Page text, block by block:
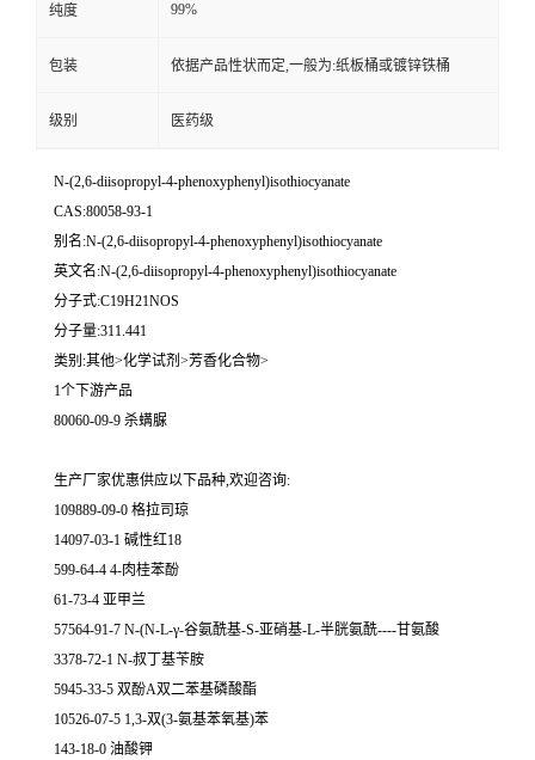
纯度 99%
包装 依据产品性状而定,一般为:纸板桶或镀锌铁桶
级别 医药级
N-(2,6-diisopropyl-4-phenoxyphenyl)isothiocyanate
CAS:80058-93-1
别名:N-(2,6-diisopropyl-4-phenoxyphenyl)isothiocyanate
英文名:N-(2,6-diisopropyl-4-phenoxyphenyl)isothiocyanate
分子式:C19H21NOS
分子量:311.441
类别:其他>化学试剂>芳香化合物>
1个下游产品
80060-09-9 杀螨脲
生产厂家优惠供应以下品种,欢迎咨询:
109889-09-0 格拉司琼
14097-03-1 碱性红18
599-64-4 4-肉桂苯酚
61-73-4 亚甲兰
57564-91-7 N-(N-L-γ-谷氨酰基-S-亚硝基-L-半胱氨酰----甘氨酸
3378-72-1 N-叔丁基苄胺
5945-33-5 双酚A双二苯基磷酸酯
10526-07-5 1,3-双(3-氨基苯氧基)苯
143-18-0 油酸钾